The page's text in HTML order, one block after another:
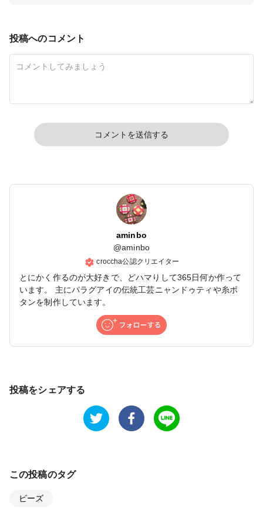
投稿へのコメント
コメントを送信する
aminbo
@aminbo
croccha公認クリエイター
とにかく作るのが大好きで、どハマりして365日何か作って
います。 主にパラグアイの伝統工芸ニャンドゥティや糸ボ
タンを制作しています。
投稿をシェアする
この投稿のタグ
ビーズ